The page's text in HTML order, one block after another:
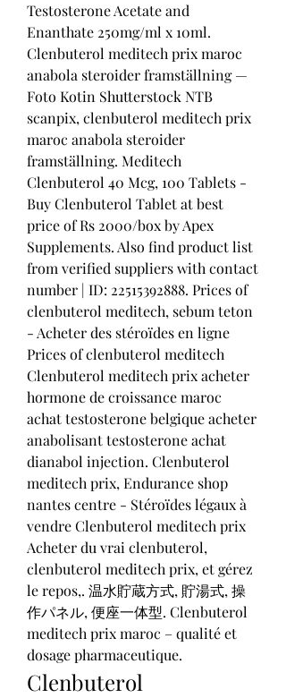
Testosterone Acetate and
Enanthate 250mg/ml x 10ml.
Clenbuterol meditech prix maroc
anabola steroider framställning —
Foto Kotin Shutterstock NTB
scanpix, clenbuterol meditech prix
maroc anabola steroider
framställning. Meditech
Clenbuterol 40 Mcg, 100 Tablets -
Buy Clenbuterol Tablet at best
price of Rs 2000/box by Apex
Supplements. Also find product list
from verified suppliers with contact
number | ID: 22515392888. Prices of
clenbuterol meditech, sebum teton
- Acheter des stéroïdes en ligne
Prices of clenbuterol meditech
Clenbuterol meditech prix acheter
hormone de croissance maroc
achat testosterone belgique acheter
anabolisant testosterone achat
dianabol injection. Clenbuterol
meditech prix, Endurance shop
nantes centre - Stéroïdes légaux à
vendre Clenbuterol meditech prix
Acheter du vrai clenbuterol,
clenbuterol meditech prix, et gérez
le repos,. 温水貯蔵方式, 貯湯式, 操
作パネル, 便座一体型. Clenbuterol
meditech prix maroc – qualité et
dosage pharmaceutique.
Clenbuterol